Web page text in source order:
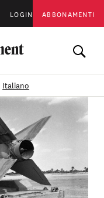
LOGIN ABBONAMENTI
Italiano